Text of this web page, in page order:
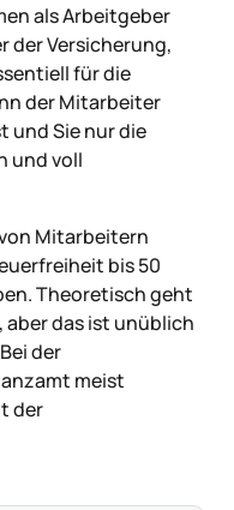
als Arbeitgeber
der Versicherung,
für die
der Mitarbeiter
und Sie nur die
und voll
Mitarbeitern
bis 50
Theoretisch geht
das ist unüblich
der
meist
der